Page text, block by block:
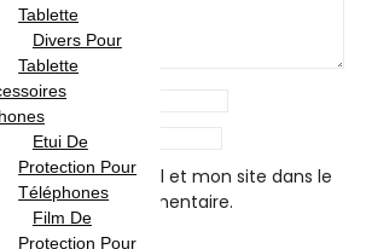
nom, mon e-mail et mon site dans le
prochain commentaire.
Tablette
Divers Pour
Tablette
Etui De
Protection Pour
Téléphones
Film De
Protection Pour